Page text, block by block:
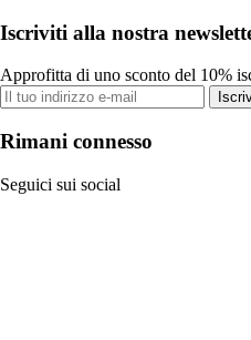
Iscriviti alla nostra
Approfitta di uno sconto del 10%
Rimani connesso
Seguici sui social